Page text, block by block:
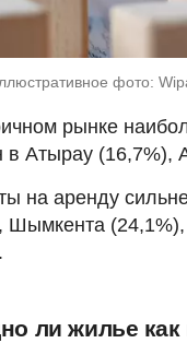
фото:
рынке
в Атырау (16,7%),
на аренду
Шымкента
ли жилье как